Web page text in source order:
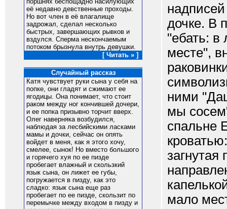
её недавно девственные проходы.
Но вот член в её влагалище
задрожал, сделал несколько
быстрых, завершающих рывков и
вздулся. Сперма нескончаемым
потоком брызнула внутрь девушки.
[ Читать » ]
Случайный рассказ
Катя чувствует руки сына у себя на
попке, они гладят и сжимают ее
ягодицы. Она понимает, что стоит
раком между ног кончившей дочери,
и ее попка призывно торчит вверх.
Олег наверняка возбудился,
наблюдая за лесбийскими ласками
мамы и дочки, сейчас он опять
войдет в меня, как я этого хочу,
смелее, сынок! Но вместо большого
и горячего хуя по ее пизде
пробегает влажный и скользкий
язык сына, он лижет ее губы,
погружается в пизду, как это
сладко: язык сына еще раз
пробегает по ее пизде, скользит по
перемычке между входом в пизду и
дочке. В
"eбать:
месте",
ними
мы
спальне
мало